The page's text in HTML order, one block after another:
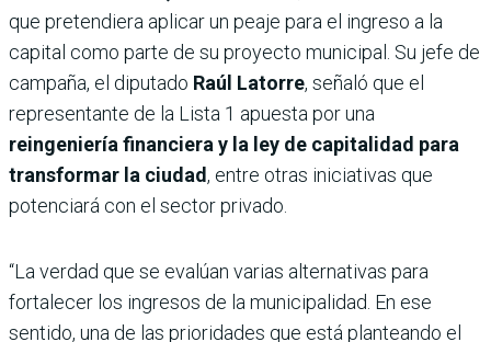
que pretendiera aplicar un peaje para el ingreso a la
capital como parte de su proyecto municipal. Su jefe de
campaña, el diputado Raúl Latorre, señaló que el
representante de la Lista 1 apuesta por una
reingeniería financiera y la ley de capitalidad para
transformar la ciudad, entre otras iniciativas que
potenciará con el sector privado.
“La verdad que se evalúan varias alternativas para
fortalecer los ingresos de la municipalidad. En ese
sentido, una de las prioridades que está planteando el